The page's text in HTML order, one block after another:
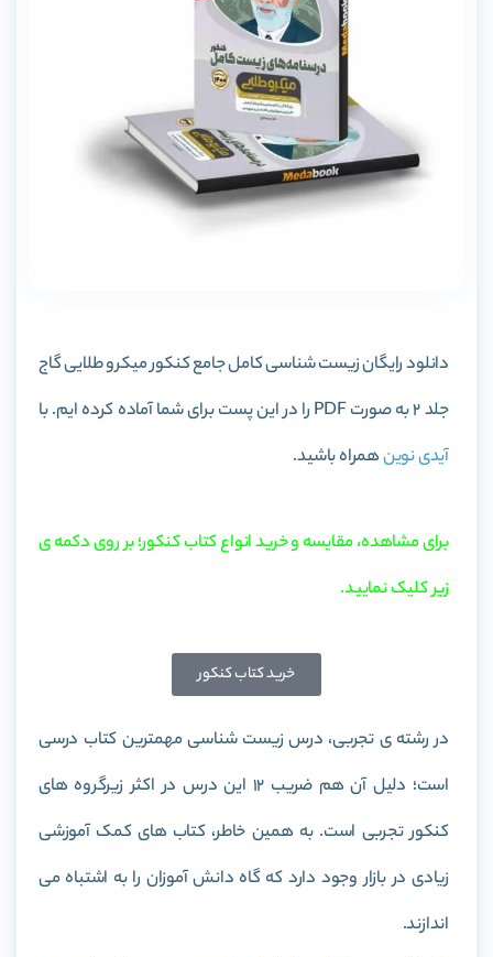
دانلود رایگانزیست شناسی کامل جامع کنکور میکرو طلایی گاج
جلد 2 به صورت PDF را در این پست برای شما آماده کرده ایم. با
آیدی نوینهمراه باشید.
برای مشاهده، مقایسه و خرید انواع کتاب کنکور؛ بر روی دکمه ی
زیر کلیک نمایید.
خرید کتاب کنکور
در رشته ی تجربی، درس زیست شناسی مهمترین کتاب درسی
است؛ دلیل آن هم ضریب 12 این درس در اکثر زیرگروه های
کنکور تجربی است. به همین خاطر، کتاب های کمک آموزشی
زیادی در بازار وجود دارد که گاه دانش آموزان را به اشتباه می
اندازند.